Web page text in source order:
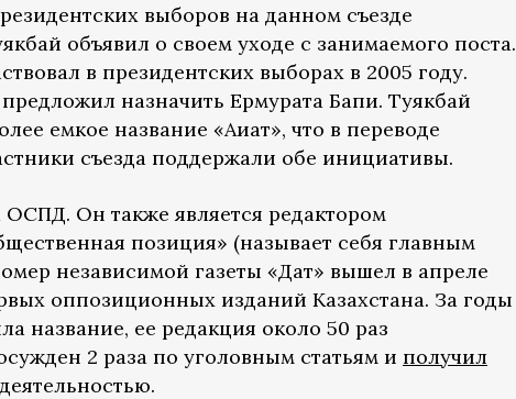
выборов на данном съезде
объявил о своем уходе с занимаемого поста.
в президентских выборах в 2005 году.
назначить Ермурата Бапи. Туякбай
емкое название «Ақиқат», что в переводе
съезда поддержали обе инициативы.
Он также является редактором
позиция» (называет себя главным
независимой газеты «Дат» вышел в апреле
оппозиционных изданий Казахстана. За годы
название, ее редакция около 50 раз
2 раза по уголовным статьям и получил